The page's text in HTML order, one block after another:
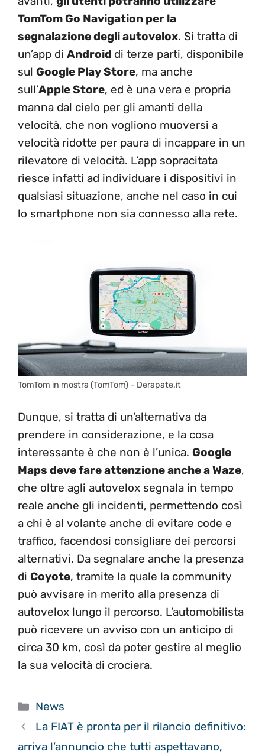
TomTom Go Navigation per la
segnalazione degli autovelox. Si tratta di
un’app di Android di terze parti, disponibile
sul Google Play Store, ma anche
sull’Apple Store, ed è una vera e propria
manna dal cielo per gli amanti della
velocità, che non vogliono muoversi a
velocità ridotte per paura di incappare in un
rilevatore di velocità. L’app sopracitata
riesce infatti ad individuare i dispositivi in
qualsiasi situazione, anche nel caso in cui
lo smartphone non sia connesso alla rete.
TomTom in mostra (TomTom) – Derapate.it
Dunque, si tratta di un’alternativa da
prendere in considerazione, e la cosa
interessante è che non è l’unica. Google
Maps deve fare attenzione anche a Waze,
che oltre agli autovelox segnala in tempo
reale anche gli incidenti, permettendo così
a chi è al volante anche di evitare code e
traffico, facendosi consigliare dei percorsi
alternativi. Da segnalare anche la presenza
di Coyote, tramite la quale la community
può avvisare in merito alla presenza di
autovelox lungo il percorso. L’automobilista
può ricevere un avviso con un anticipo di
circa 30 km, così da poter gestire al meglio
la sua velocità di crociera.
Categorie
News
La FIAT è pronta per il rilancio definitivo:
arriva l’annuncio che tutti aspettavano,